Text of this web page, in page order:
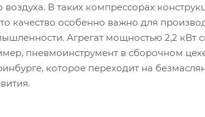
воздуха. В таких компрессорах
качество особенно важно для
Агрегат мощностью 2,2 кВт
пневмоинструмент в сборочном
которое переходит на